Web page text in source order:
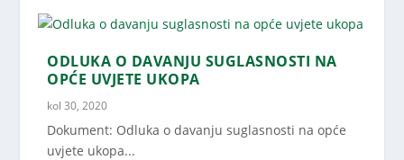
ODLUKA O DAVANJU SUGLASNOSTI NA
OPĆE UVJETE UKOPA
kol 30, 2020
Dokument: Odluka o davanju suglasnosti na opće
uvjete ukopa...